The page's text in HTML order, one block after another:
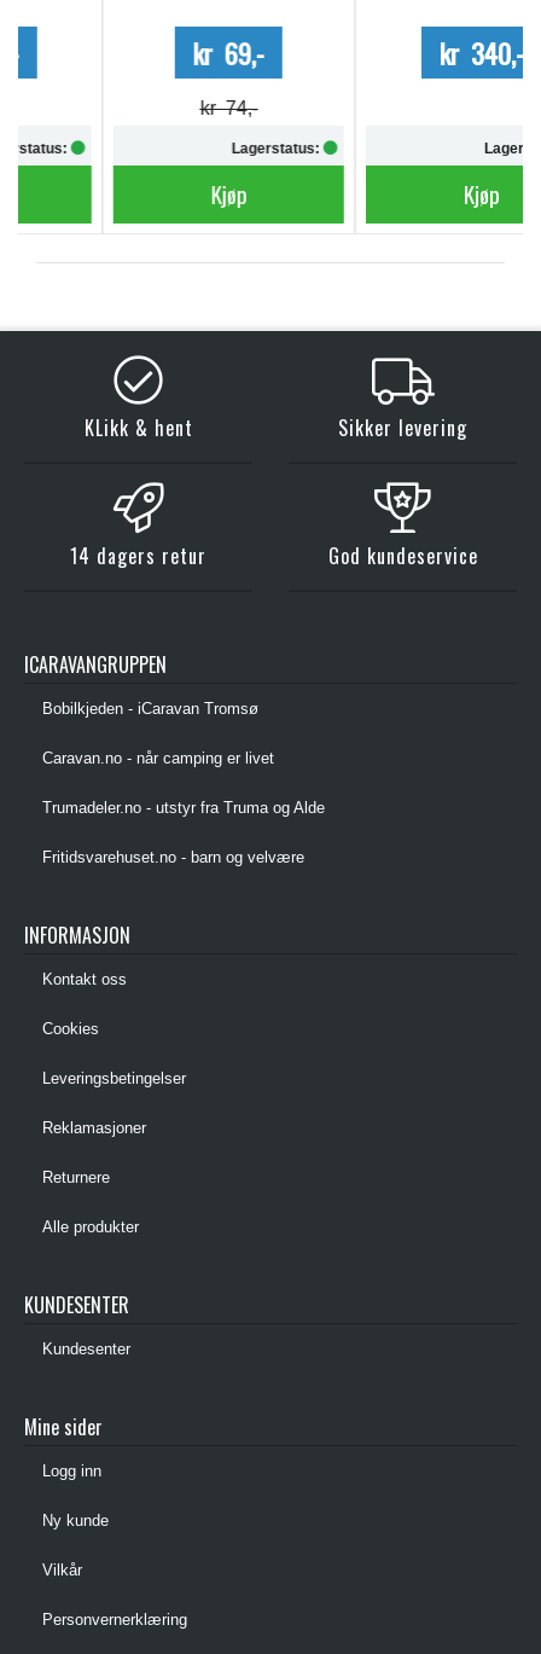
Lagerstatus: Lagerstatus:
KLikk & hent Sikker levering
14 dagers retur God kundeservice
ICARAVANGRUPPEN
Bobilkjeden - iCaravan Tromsø
Caravan.no - når camping er livet
Trumadeler.no - utstyr fra Truma og Alde
Fritidsvarehuset.no - barn og velvære
INFORMASJON
Kontakt oss
Cookies
Leveringsbetingelser
Reklamasjoner
Returnere
Alle produkter
KUNDESENTER
Kundesenter
Mine sider
Logg inn
Ny kunde
Vilkår
Personvernerklæring